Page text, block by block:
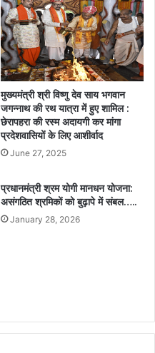
मुख्यमंत्री श्री विष्णु देव साय भगवान
जगन्नाथ की रथ यात्रा में हुए शामिल :
छेरापहरा की रस्म अदायगी कर मांगा
प्रदेशवासियों के लिए आशीर्वाद
June 27, 2025
प्रधानमंत्री श्रम योगी मानधन योजना:
असंगठित श्रमिकों को बुढ़ापे में संबल…..
January 28, 2026